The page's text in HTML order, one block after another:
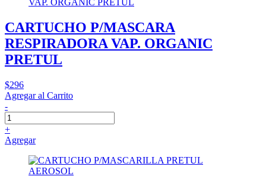
CARTUCHO P/MASCARA
RESPIRADORA VAP. ORGANIC
PRETUL
$296
Agregar al Carrito
-
+
Agregar